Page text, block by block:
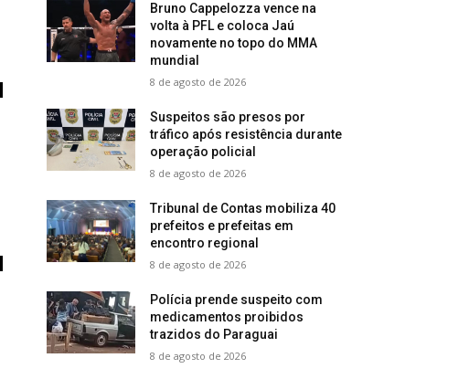
Bruno Cappelozza vence na
volta à PFL e coloca Jaú
novamente no topo do MMA
mundial
8 de agosto de 2026
Suspeitos são presos por
tráfico após resistência durante
operação policial
8 de agosto de 2026
Tribunal de Contas mobiliza 40
prefeitos e prefeitas em
encontro regional
8 de agosto de 2026
Polícia prende suspeito com
medicamentos proibidos
trazidos do Paraguai
8 de agosto de 2026